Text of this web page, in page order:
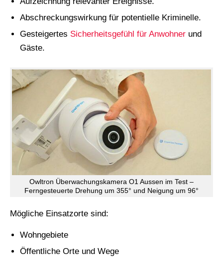
Abschreckungswirkung für potentielle Kriminelle.
Gesteigertes Sicherheitsgefühl für Anwohner und
Gäste.
Owltron Überwachungskamera O1 Aussen im Test –
Ferngesteuerte Drehung um 355° und Neigung um 96°
Mögliche Einsatzorte sind:
Wohngebiete
Öffentliche Orte und Wege